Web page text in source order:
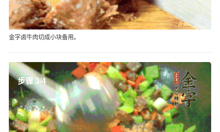
金字卤牛肉切成小块备用。
步骤 3/4